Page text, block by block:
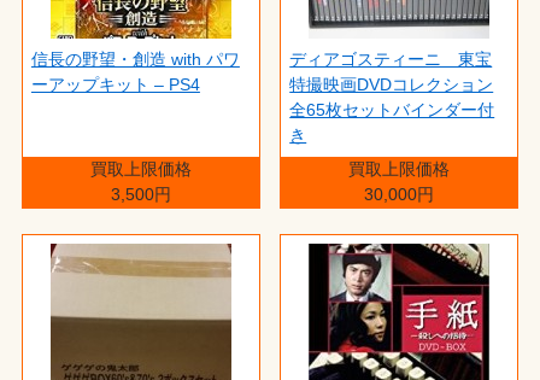
信長の野望・創造 with パワ
ーアップキット – PS4
買取上限価格
3,500円
ディアゴスティーニ 東宝
特撮映画DVDコレクション
全65枚セットバインダー付
き
買取上限価格
30,000円